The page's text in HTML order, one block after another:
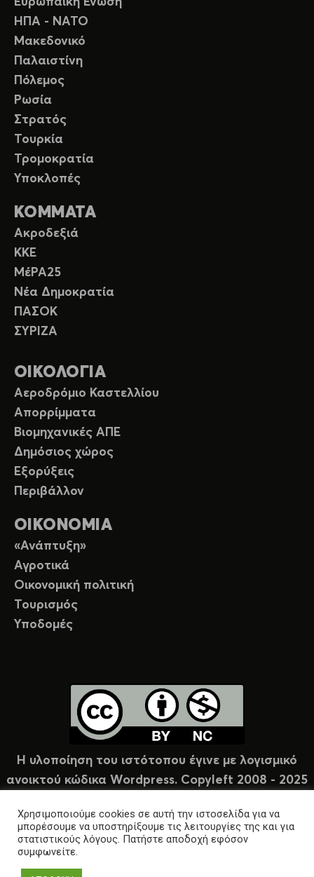
ΗΠΑ - ΝΑΤΟ
Μακεδονικό
Παλαιστίνη
Πόλεμος
Ρωσία
Στρατός
Τουρκία
Τρομοκρατία
Υποκλοπές
ΚΟΜΜΑΤΑ
Ακροδεξιά
ΚΚΕ
ΜέΡΑ25
Νέα Δημοκρατία
ΠΑΣΟΚ
ΣΥΡΙΖΑ
ΟΙΚΟΛΟΓΙΑ
Αεροδρόμιο Καστελλίου
Απορρίμματα
Βιομηχανικές ΑΠΕ
Δημόσιος χώρος
Εξορύξεις
Περιβάλλον
ΟΙΚΟΝΟΜΙΑ
«Ανάπτυξη»
Αγροτικά
Οικονομική πολιτική
Τουρισμός
Υποδομές
Η υλοποίηση του ιστότοπου έγινε με λογισμικό
ανοικτού κώδικα Wordpress. Copyleft 2008 - 2025
Χρησιμοποιούμε cookies σε αυτή την ιστοσελίδα για να
μπορέσουμε να υποστηρίξουμε τις λειτουργίες της και για
στατιστικούς λόγους. Πατήστε αποδοχή εφόσον
συμφωνείτε.